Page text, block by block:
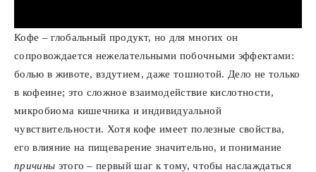
Кофе – глобальный продукт, но для многих он
сопровождается нежелательными побочными эффектами:
болью в животе, вздутием, даже тошнотой. Дело не только
в кофеине; это сложное взаимодействие кислотности,
микробиома кишечника и индивидуальной
чувствительности. Хотя кофе имеет полезные свойства,
его влияние на пищеварение значительно, и понимание
причины этого – первый шаг к тому, чтобы наслаждаться